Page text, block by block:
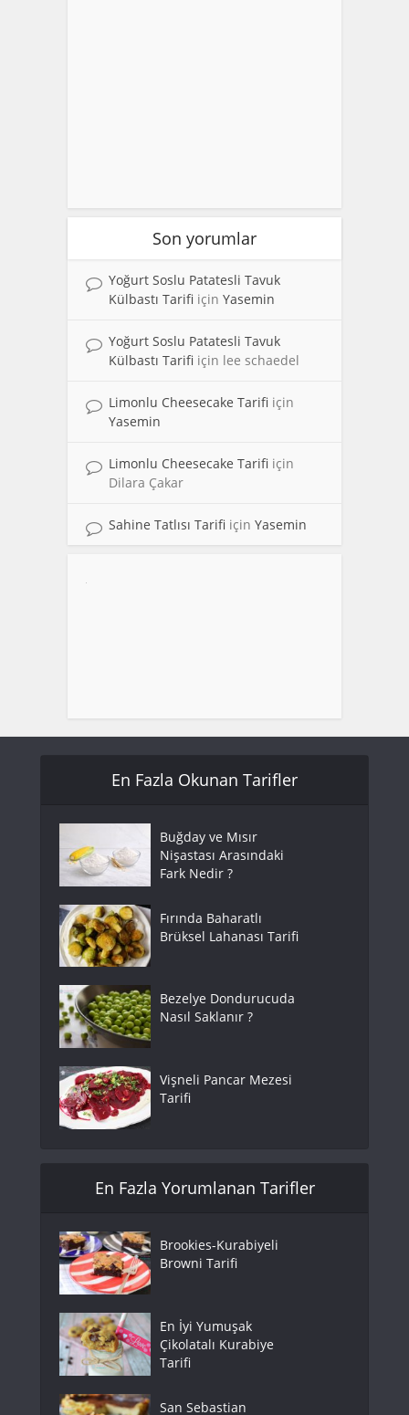
Son yorumlar
Yoğurt Soslu Patatesli Tavuk
Külbastı Tarifi için Yasemin
Yoğurt Soslu Patatesli Tavuk
Külbastı Tarifi için lee schaedel
Limonlu Cheesecake Tarifi için
Yasemin
Limonlu Cheesecake Tarifi için
Dilara Çakar
Sahine Tatlısı Tarifi için Yasemin
En Fazla Okunan Tarifler
Buğday ve Mısır
Nişastası Arasındaki
Fark Nedir ?
Fırında Baharatlı
Brüksel Lahanası Tarifi
Bezelye Dondurucuda
Nasıl Saklanır ?
Vişneli Pancar Mezesi
Tarifi
En Fazla Yorumlanan Tarifler
Brookies-Kurabiyeli
Browni Tarifi
En İyi Yumuşak
Çikolatalı Kurabiye
Tarifi
San Sebastian